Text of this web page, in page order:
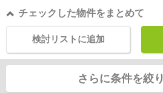
チェックした物件をまとめて
検討リストに追加
さらに条件を絞